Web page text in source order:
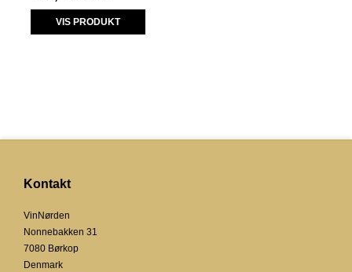
VIS PRODUKT
Kontakt
VinNørden
Nonnebakken 31
7080 Børkop
Denmark